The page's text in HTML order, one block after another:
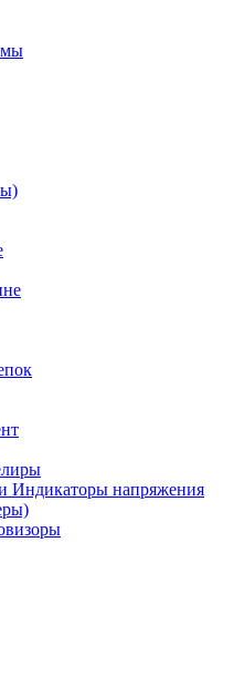
Индикаторы напряжения